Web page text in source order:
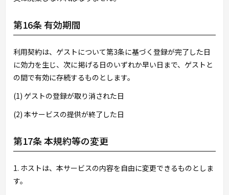
第16条 有効期間
利用契約は、ゲストについて第3条に基づく登録が完了した日
に効力を生じ、次に掲げる日のいずれか早い日まで、ゲストと
の間で有効に存続するものとします。
(1) ゲストの登録が取り消された日
(2) 本サービスの提供が終了した日
第17条 本規約等の変更
1. ホストは、本サービスの内容を自由に変更できるものとしま
す。